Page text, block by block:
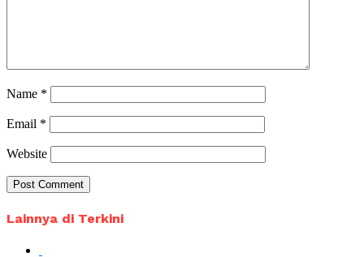
Name *
Email *
Website
Lainnya di Terkini